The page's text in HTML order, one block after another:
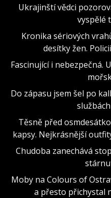
Ukrajinští vědci
vyspělé
Kronika sériových
desítky žen.
Fascinující i nebezpečná.
Do zápasu jsem šel po
Těsně před
kapsy. Nejkrásnější
Chudoba zanechává
Moby na Colours of
a přesto přichystal